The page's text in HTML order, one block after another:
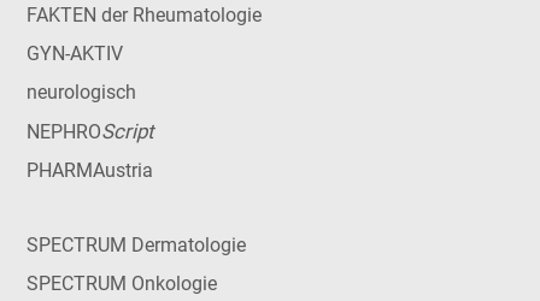
FAKTEN der Rheumatologie
GYN-AKTIV
neurologisch
NEPHROScript
PHARMAustria
SPECTRUM Dermatologie
SPECTRUM Onkologie